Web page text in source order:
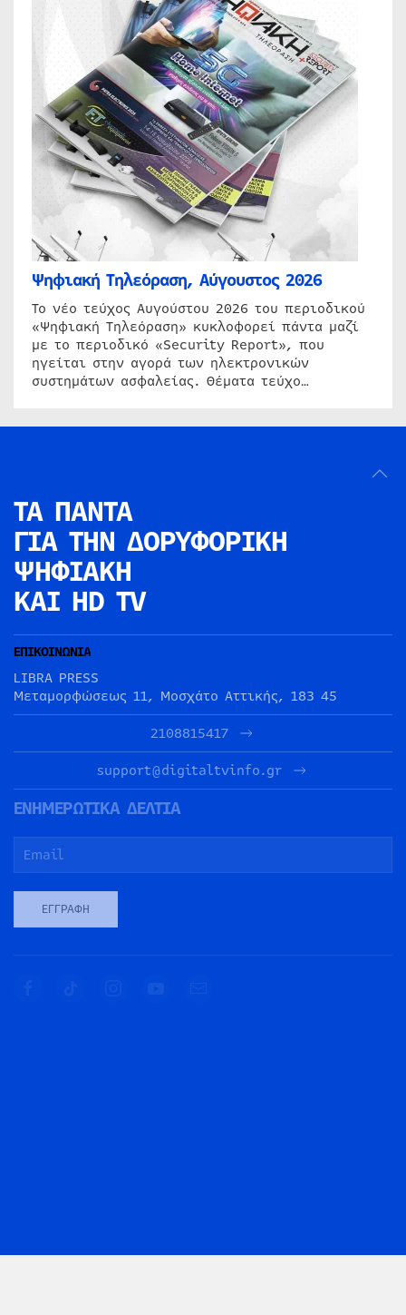
Ψηφιακή Τηλεόραση, Αύγουστος 2026
Το νέο τεύχος Αυγούστου 2026 του περιοδικού
«Ψηφιακή Τηλεόραση» κυκλοφορεί πάντα μαζί
με το περιοδικό «Security Report», που
ηγείται στην αγορά των ηλεκτρονικών
συστημάτων ασφαλείας. Θέματα τεύχο…
ΤΑ ΠΑΝΤΑ
ΓΙΑ ΤΗΝ ΔΟΡΥΦΟΡΙΚΗ
ΨΗΦΙΑΚΗ
ΚΑΙ HD TV
ΕΠΙΚΟΙΝΩΝΙΑ
LIBRA PRESS
Μεταμορφώσεως 11, Μοσχάτο Αττικής, 183 45
2108815417
support@digitaltvinfo.gr
ΕΝΗΜΕΡΩΤΙΚΑ ΔΕΛΤΙΑ
ΕΓΓΡΑΦΉ